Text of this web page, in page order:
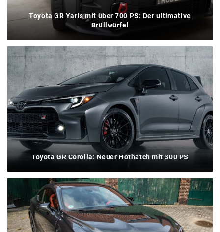
Toyota GR Yaris mit über 700 PS: Der ultimative
Brüllwürfel
Toyota GR Corolla: Neuer Hothatch mit 300 PS